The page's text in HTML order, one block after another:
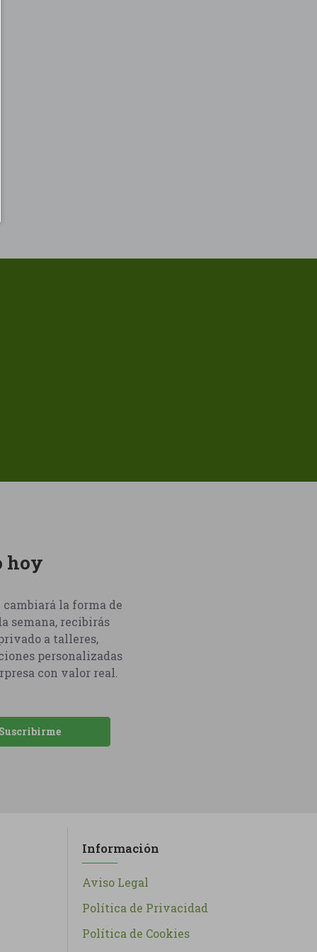
hoy
la forma de
semana, recibirás
a talleres,
personalizadas
con valor real.
Suscribirme
Información
Aviso Legal
Política de Privacidad
Política de Cookies